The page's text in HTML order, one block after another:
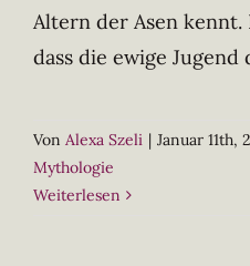
Altern der Asen kennt.
dass die ewige
Von Alexa Szeli | Januar 11th,
Mythologie
Weiterlesen